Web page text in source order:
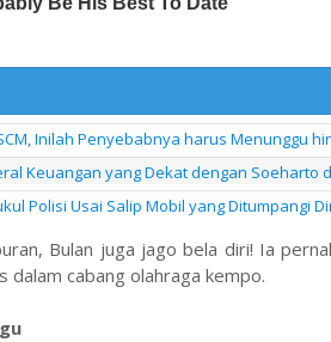
Inilah Penyebabnya harus Menunggu
Keuangan yang Dekat dengan Soeharto
Polisi Usai Salip Mobil yang Ditumpangi
Bulan juga jago bela diri! Ia
dalam cabang olahraga kempo.